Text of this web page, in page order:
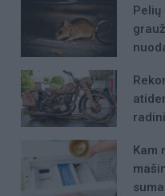
Pelių
Kam